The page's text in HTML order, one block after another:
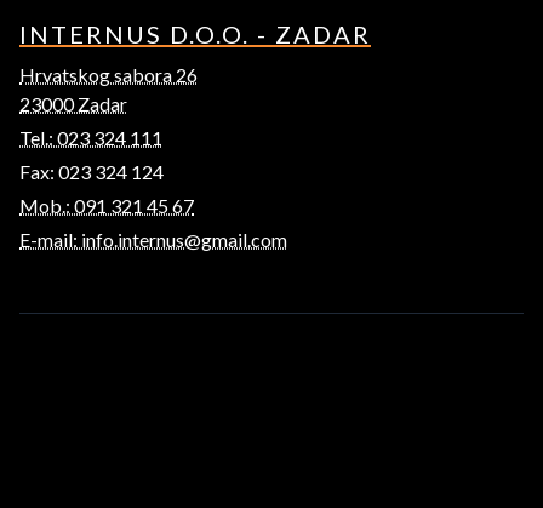
INTERNUS D.O.O. - ZADAR
Hrvatskog sabora 26
23000 Zadar
Tel.: 023 324 111
Fax: 023 324 124
Mob.: 091 321 45 67
E-mail: info.internus@gmail.com